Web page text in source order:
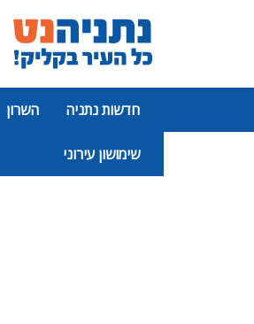
חדשות נתניה השרון
שימושון עירוני